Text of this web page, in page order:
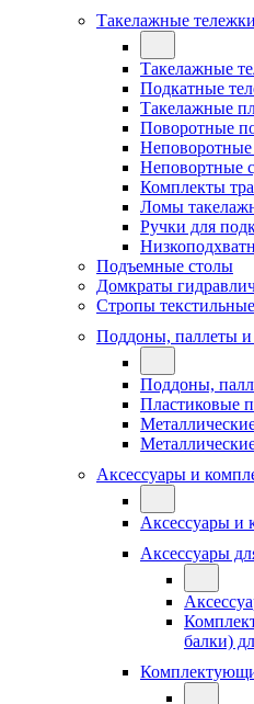
Такелажные
Такелажные
Подкатные
Такелажные
Поворотные
Неповортные
Комплекты
Ломы
Ручки для
Подъемные столы
Домкраты
Стропы
Поддоны, паллеты и
Поддоны,
Пластиковые
Аксессуары и
Аксессуары и
Аксессуары
балки)